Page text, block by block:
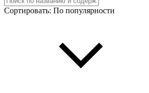
Сортировать: По популярности